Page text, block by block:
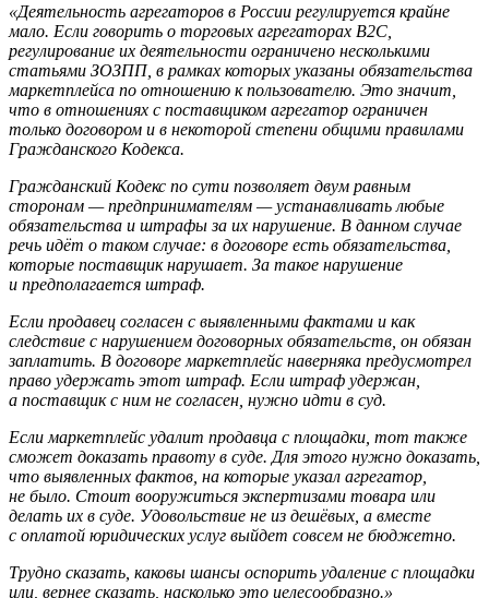
«Деятельность агрегаторов в России регулируется крайне
мало. Если говорить о торговых агрегаторах B2C,
регулирование их деятельности ограничено несколькими
статьями ЗОЗПП, в рамках которых указаны обязательства
маркетплейса по отношению к пользователю. Это значит,
что в отношениях с поставщиком агрегатор ограничен
только договором и в некоторой степени общими правилами
Гражданского Кодекса.
Гражданский Кодекс по сути позволяет двум равным
сторонам — предпринимателям — устанавливать любые
обязательства и штрафы за их нарушение. В данном случае
речь идёт о таком случае: в договоре есть обязательства,
которые поставщик нарушает. За такое нарушение
и предполагается штраф.
Если продавец согласен с выявленными фактами и как
следствие с нарушением договорных обязательств, он обязан
заплатить. В договоре маркетплейс наверняка предусмотрел
право удержать этот штраф. Если штраф удержан,
а поставщик с ним не согласен, нужно идти в суд.
Если маркетплейс удалит продавца с площадки, тот также
сможет доказать правоту в суде. Для этого нужно доказать,
что выявленных фактов, на которые указал агрегатор,
не было. Стоит вооружиться экспертизами товара или
делать их в суде. Удовольствие не из дешёвых, а вместе
с оплатой юридических услуг выйдет совсем не бюджетно.
Трудно сказать, каковы шансы оспорить удаление с площадки
или, вернее сказать, насколько это целесообразно.»